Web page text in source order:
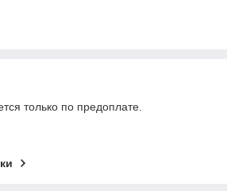
только по предоплате.